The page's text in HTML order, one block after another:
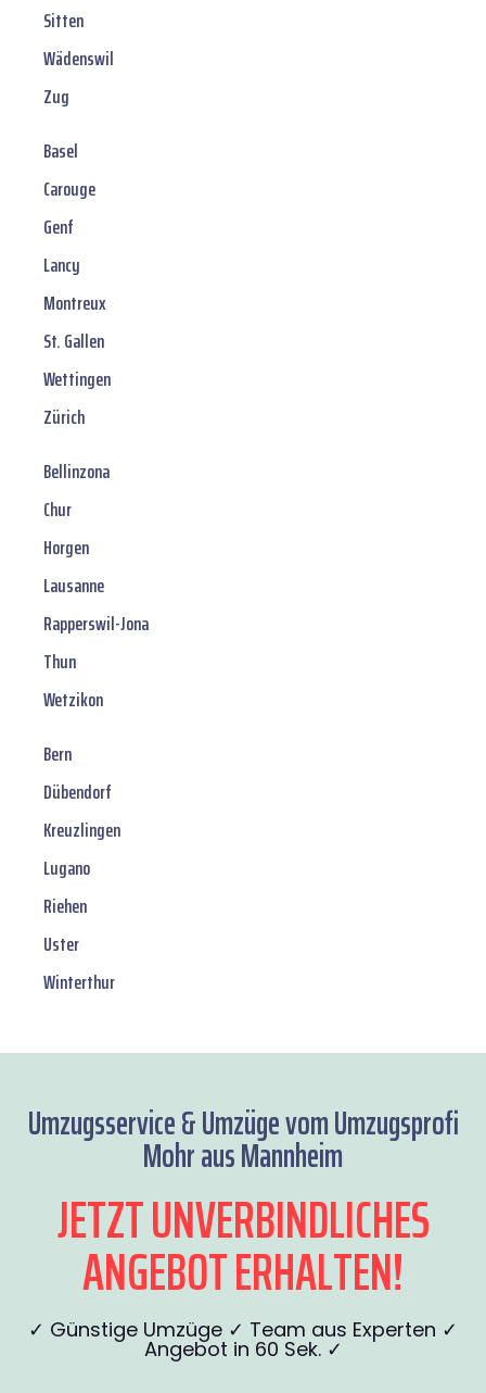
Sitten
Wädenswil
Zug
Basel
Carouge
Genf
Lancy
Montreux
St. Gallen
Wettingen
Zürich
Bellinzona
Chur
Horgen
Lausanne
Rapperswil-Jona
Thun
Wetzikon
Bern
Dübendorf
Kreuzlingen
Lugano
Riehen
Uster
Winterthur
Umzugsservice & Umzüge vom Umzugsprofi
Mohr aus Mannheim
JETZT UNVERBINDLICHES
ANGEBOT ERHALTEN!
✓ Günstige Umzüge ✓ Team aus Experten ✓
Angebot in 60 Sek. ✓